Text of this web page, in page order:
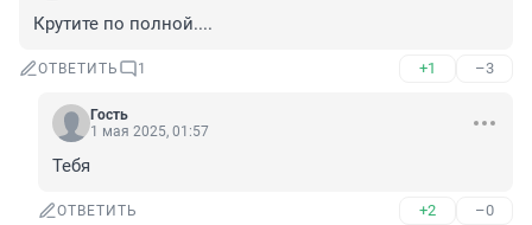
Крутите по полной....
ОТВЕТИТЬ 1 +1 –3
Гость
1 мая 2025, 01:57
Тебя
ОТВЕТИТЬ +2 –0